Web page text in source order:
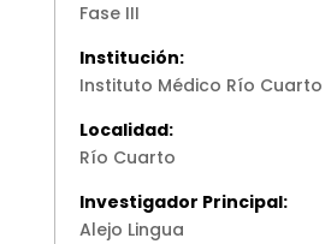
Fase III
Institución:
Instituto Médico Río Cuarto
Localidad:
Río Cuarto
Investigador Principal:
Alejo Lingua